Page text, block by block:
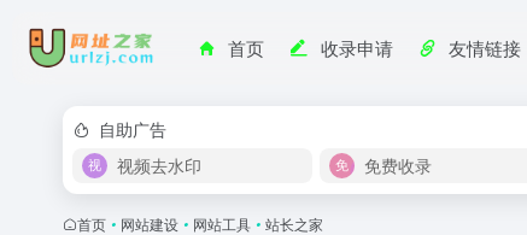
首页 收录申请 友情链接
自助广告
视频去水印
免费收录
首页 • 网站建设 • 网站工具 • 站长之家